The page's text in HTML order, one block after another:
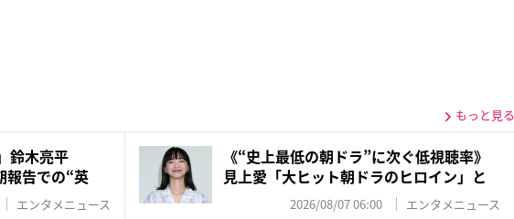
もっと見る
鈴木亮平
報告での“英
エンタメニュース
《“史上最低の朝ドラ”に次ぐ低視聴率》
見上愛「大ヒット朝ドラのヒロイン」と
2026/08/07 06:00 エンタメニュース